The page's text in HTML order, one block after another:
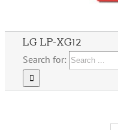
LG LP-XG12
Search for: